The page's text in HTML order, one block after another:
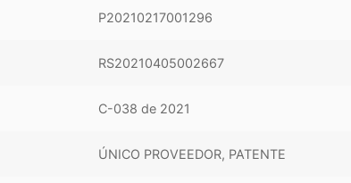
P20210217001296
RS20210405002667
C-038 de 2021
ÚNICO PROVEEDOR, PATENTE